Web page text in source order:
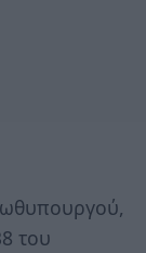
του